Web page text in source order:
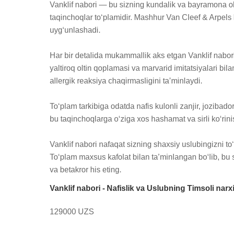
Vanklif nabori — bu sizning kundalik va bayramona
taqinchoqlar toʻplamidir. Mashhur Van Cleef &
uygʻunlashadi.
Har bir detalida mukammallik aks etgan Vanklif
yaltiroq oltin qoplamasi va marvarid imitatsiyalari
allergik reaksiya chaqirmasligini taʼminlaydi.
Toʻplam tarkibiga odatda nafis kulonli zanjir,
bu taqinchoqlarga oʻziga xos hashamat va sirli
Vanklif nabori nafaqat sizning shaxsiy uslubingizni
Toʻplam maxsus kafolat bilan taʼminlangan boʻlib,
va betakror his eting.
Vanklif nabori - Nafislik va Uslubning Timsoli
129000 UZS